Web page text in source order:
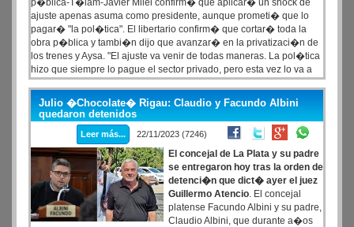
p�blica-T�lam-Javier Milei confirm� que aplicar� un shock de
ajuste apenas asuma como presidente, aunque prometi� que lo
pagar� "la pol�tica". El libertario confirm� que cortar� toda la
obra p�blica y tambi�n dijo que avanzar� en la privatizaci�n de
los trenes y Aysa. "El ajuste va venir de todas maneras. La pol�tica
hizo que siempre lo pague el sector privado, pero esta vez lo va a
tener que pagar la pol�tica, el Estado, no sobre el sector privado",
afirm� Milei en una entrevista en TN. "La obra p�blica se termina,
no tenemos plata", afirm� el l�der de La Libertad Avanza, que
volvi� a remarcar que ese sector es el primer apuntado para
ajustas las partidas del Estado.
Julio �Chocolate� Rigau: Claudio y Facundo Albini
quedaron detenidos
Leer más... 22/11/2023 (7246)
El concejal de La Plata y su padre
se entregaron hoy tras la orden de
detenci�n que dict� ayer el juez
Guillermo Atencio. El concejal
platense Facundo Albini y su padre,
Claudio Albini, que durante a�os